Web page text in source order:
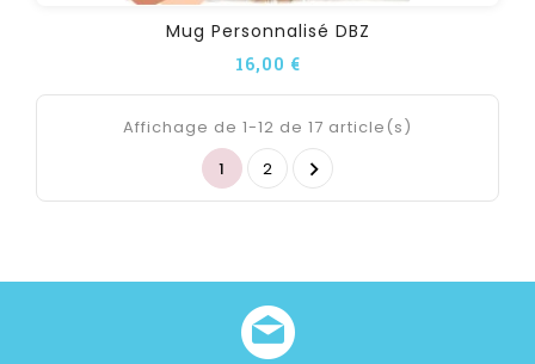
Mug Personnalisé DBZ
16,00 €
Affichage de 1-12 de 17 article(s)
1
2 